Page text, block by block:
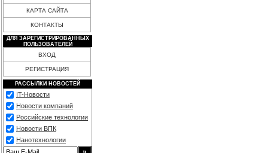
КАРТА САЙТА
КОНТАКТЫ
ДЛЯ ЗАРЕГИСТРИРОВАННЫХ
ПОЛЬЗОВАТЕЛЕЙ
ВХОД
РЕГИСТРАЦИЯ
РАССЫЛКИ НОВОСТЕЙ
IT-Новости
Новости компаний
Российские технологии
Новости ВПК
Нанотехнологии